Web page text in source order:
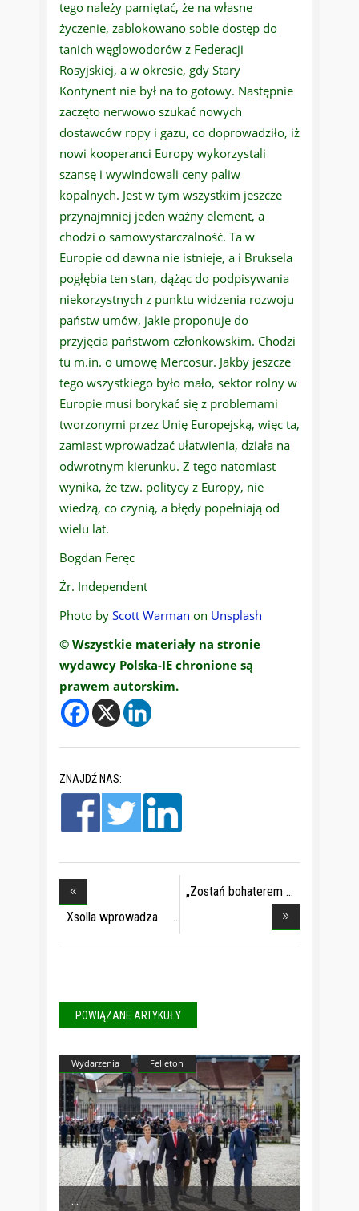
tego należy pamiętać, że na własne
życzenie, zablokowano sobie dostęp do
tanich węglowodorów z Federacji
Rosyjskiej, a w okresie, gdy Stary
Kontynent nie był na to gotowy. Następnie
zaczęto nerwowo szukać nowych
dostawców ropy i gazu, co doprowadziło, iż
nowi kooperanci Europy wykorzystali
szansę i wywindowali ceny paliw
kopalnych. Jest w tym wszystkim jeszcze
przynajmniej jeden ważny element, a
chodzi o samowystarczalność. Ta w
Europie od dawna nie istnieje, a i Bruksela
pogłębia ten stan, dążąc do podpisywania
niekorzystnych z punktu widzenia rozwoju
państw umów, jakie proponuje do
przyjęcia państwom członkowskim. Chodzi
tu m.in. o umowę Mercosur. Jakby jeszcze
tego wszystkiego było mało, sektor rolny w
Europie musi borykać się z problemami
tworzonymi przez Unię Europejską, więc ta,
zamiast wprowadzać ułatwienia, działa na
odwrotnym kierunku. Z tego natomiast
wynika, że tzw. politycy z Europy, nie
wiedzą, co czynią, a błędy popełniają od
wielu lat.
Bogdan Feręc
Źr. Independent
Photo by Scott Warman on Unsplash
© Wszystkie materiały na stronie
wydawcy Polska-IE chronione są
prawem autorskim.
ZNAJDŹ NAS:
Xsolla wprowadza
„Zostań bohaterem
POWIĄZANE ARTYKUŁY
Wydarzenia Felieton